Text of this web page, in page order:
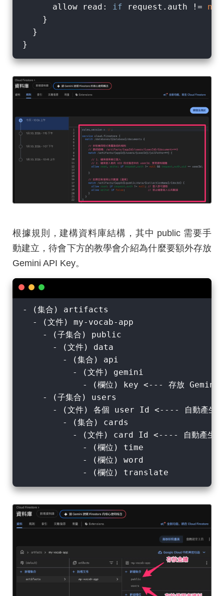
      allow read:
if request.auth !=
    }
  }
根據規則，建構資料庫結構，其中 public 需要手
動建立，待會下方的教學會介紹為什麼要額外存放
Gemini API Key。
- (集合) artifacts
  - (文件) my-vocab-app
    - (子集合) public
      - (文件) data
        - (集合) api
          - (文件) gemini
- (欄位) key <--- 存放 Gemini
    - (子集合) users
      - (文件) 各個 user Id <---- 自動產生
        - (集合) cards
          - (文件) card Id <---- 自動產生
            - (欄位) time
            - (欄位) word